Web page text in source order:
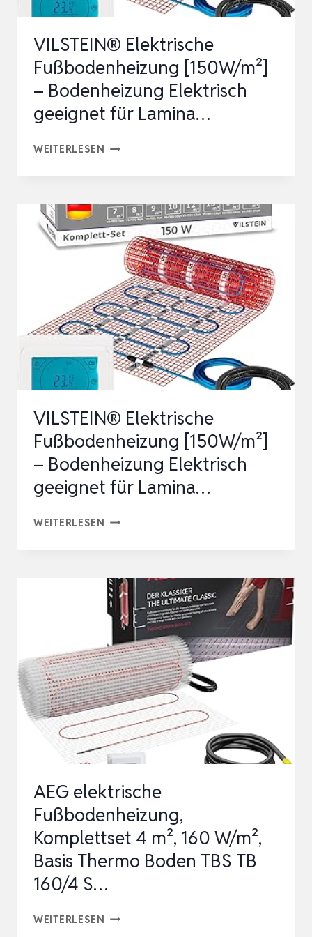
WIN…
VILSTEIN® Elektrische
Fußbodenheizung [150W/m²]
– Bodenheizung Elektrisch
geeignet für Lamina…
WEITERLESEN VILSTEIN®
150W/M²] –
B
ODENHEIZUNG E
LEKTRISCH G
EEIGNET F
ÜR L
AMINA…
VILSTEIN® Elektrische
Fußbodenheizung [150W/m²]
– Bodenheizung Elektrisch
geeignet für Lamina…
WEITERLESEN VILSTEIN®
150W/M²] –
B
ODENHEIZUNG E
LEKTRISCH G
EEIGNET F
ÜR L
AMINA…
AEG elektrische
Fußbodenheizung,
Komplettset 4 m², 160 W/m²,
Basis Thermo Boden TBS TB
160/4 S…
WEITERLESEN AEG